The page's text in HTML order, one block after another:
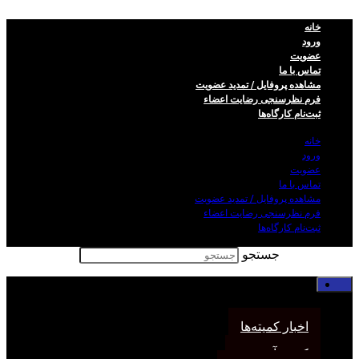
خانه
ورود
عضویت
تماس با ما
مشاهده پروفایل / تمدید عضویت
فرم نظر‌سنجی رضایت اعضاء
ثبت‌نام کارگاه‌ها
خانه
ورود
عضویت
تماس با ما
مشاهده پروفایل / تمدید عضویت
فرم نظر‌سنجی رضایت اعضاء
ثبت‌نام کارگاه‌ها
جستجو
اخبار کمیته‌ها
کمیته آموزش